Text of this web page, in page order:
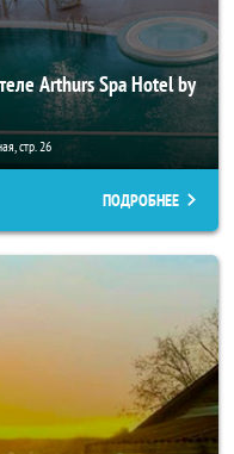
Arthurs Spa Hotel by
стр. 26
ПОДРОБНЕЕ